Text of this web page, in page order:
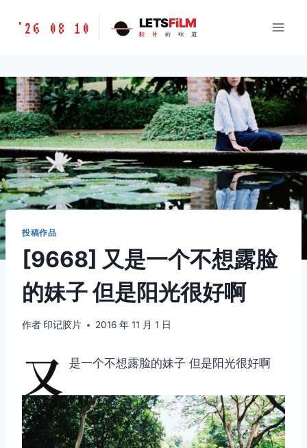
胶
味
道
LETSFILM
'26 08 10 LETSFiLM
胶 片 的 味 道
投稿作品
[9668] 又是一个不想露脸
的妹子 但是阳光很好啊
作者 印记胶片 2016 年 11 月 1 日
又 是一个不想露脸的妹子 但是阳光很好啊